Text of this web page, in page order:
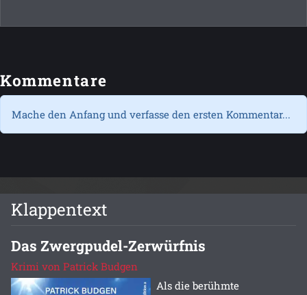
Kommentare
Mache den Anfang und verfasse den ersten Kommentar...
Klappentext
Das Zwergpudel-Zerwürfnis
Krimi von Patrick Budgen
Als die berühmte